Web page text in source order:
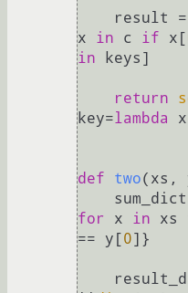
x in c if x[
in keys]
return
key=lambda
def two( xs,
for
x in xs
== y[0]}